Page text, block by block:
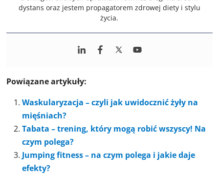
dystans oraz jestem propagatorem zdrowej diety i stylu
życia.
Powiązane artykuły:
Waskularyzacja – czyli jak uwidocznić żyły na
mięśniach?
Tabata – trening, który mogą robić wszyscy! Na
czym polega?
Jumping fitness – na czym polega i jakie daje
efekty?